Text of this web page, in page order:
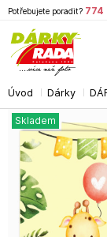
Úvod Dárky
Skladem
Potřebujete poradit? 774